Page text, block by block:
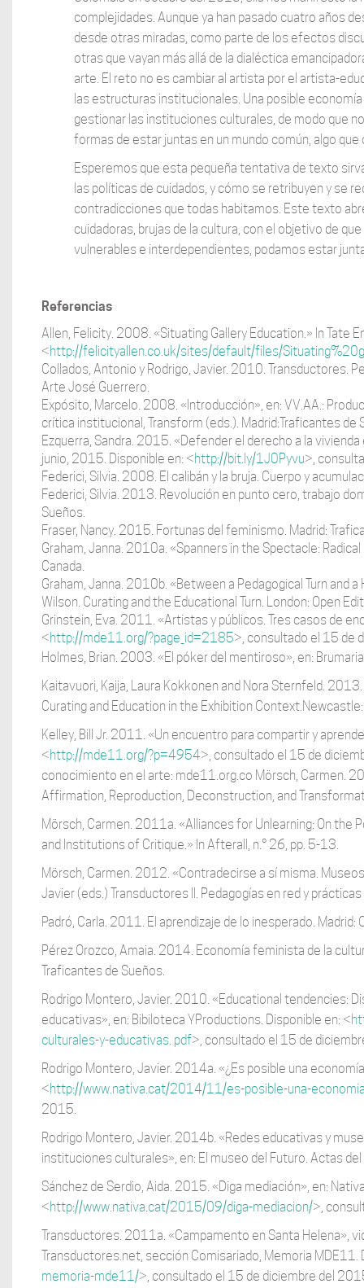
complejidades. Aunque ya han pasado cuatro años
desde otras miradas, como parte de los efectos
otras que vayan más allá de la dialéctica
arte. El reto no es cambiar al artista por el artista-
las estructuras institucionales. Una posible
gestionar las instituciones culturales, de modo que
formas de estar juntas en un mundo común, algo
Esperemos que esta pequeña tentativa de texto
las políticas de cuidados, y cómo se retribuyen y se
contradicciones que todas habitamos. Este texto
cuidadoras, brujas de la cultura, con el objetivo de
vulnerables e interdependientes, podamos estar
Referencias
Allen, Felicity. 2008. «Situating Gallery Education.» In Tate
<http://felicityallen.co.uk/sites/default/files/
Collados, Antonio y Rodrigo, Javier. 2010. Transductores.
Arte José Guerrero.
Expósito, Marcelo. 2008. «Introducción», en: VV.AA.:
crítica institucional, Transform (eds.). Madrid:Traficantes de
Ezquerra, Sandra. 2015. «Defender el derecho a la
junio, 2015. Disponible en: <http://bit.ly/1J0Pyvu>,
Federici, Silvia. 2008. El calibán y la bruja. Cuerpo y
Federici, Silvia. 2013. Revolución en punto cero, trabajo
Sueños.
Fraser, Nancy. 2015. Fortunas del feminismo. Madrid:
Graham, Janna. 2010a. «Spanners in the Spectacle:
Canada.
Graham, Janna. 2010b. «Between a Pedagogical Turn and a
Wilson. Curating and the Educational Turn. London: Open
Grinstein, Eva. 2011. «Artistas y públicos. Tres casos de
<http://mde11.org/?page_id=2185>, consultado el 15 de
Holmes, Brian. 2003. «El póker del mentiroso», en:
Kaitavuori, Kaija, Laura Kokkonen and Nora Sternfeld.
Curating and Education in the Exhibition
Kelley, Bill Jr. 2011. «Un encuentro para compartir y
<http://mde11.org/?p=4954>, consultado el 15 de
conocimiento en el arte: mde11.org.co Mörsch, Carmen.
Affirmation, Reproduction, Deconstruction, and
Mörsch, Carmen. 2011a. «Alliances for Unlearning: On
and Institutions of Critique.» In Afterall, n.° 26, pp. 5-13.
Mörsch, Carmen. 2012. «Contradecirse a sí misma.
Javier (eds.) Transductores II. Pedagogías en red y
Padró, Carla. 2011. El aprendizaje de lo inesperado. Madrid:
Pérez Orozco, Amaia. 2014. Economía feminista de la
Traficantes de Sueños.
Rodrigo Montero, Javier. 2010. «Educational tendencies:
educativas», en: Bibiloteca YProductions. Disponible en: <
culturales-y-educativas. pdf>, consultado el 15 de
Rodrigo Montero, Javier. 2014a. «¿Es posible una
<http://www.nativa.cat/2014/11/es-posible-una-
2015.
Rodrigo Montero, Javier. 2014b. «Redes educativas y
instituciones culturales», en: El museo del Futuro. Actas
Sánchez de Serdio, Aida. 2015. «Diga mediación», en:
<http://www.nativa.cat/2015/09/diga-mediacion/>,
Transductores. 2011a. «Campamento en Santa Helena»,
Transductores.net, sección Comisariado, Memoria MDE11.
memoria-mde11/>, consultado el 15 de diciembre del